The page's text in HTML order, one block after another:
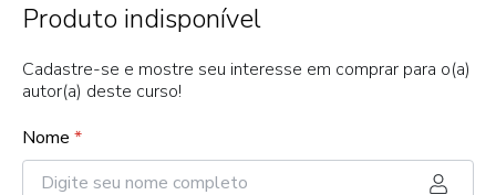
Produto indisponível
Cadastre-se e mostre seu interesse em comprar para o(a)
autor(a) deste curso!
Nome *